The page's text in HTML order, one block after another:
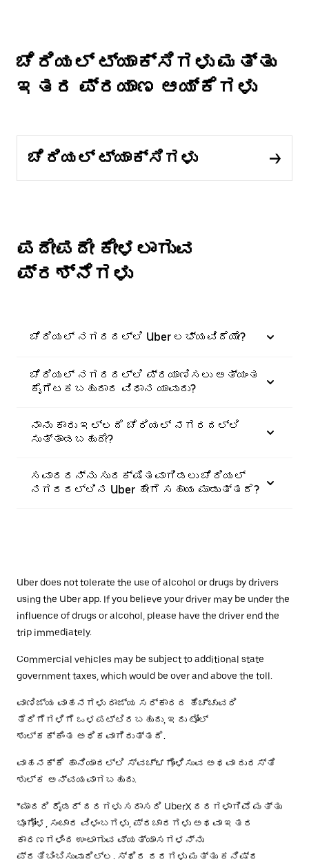
ಚೆರಿಯಲ್ ಟ್ಯಾಕ್ಸಿಗಳು ಮತ್ತು
ಇತರ ಪ್ರಯಾಣ ಆಯ್ಕೆಗಳು
ಚೆರಿಯಲ್ ಟ್ಯಾಕ್ಸಿಗಳು
ಪದೇಪದೇ ಕೇಳಲಾಗುವ
ಪ್ರಶ್ನೆಗಳು
ಚೆರಿಯಲ್ ನಗರದಲ್ಲಿ Uber ಲಭ್ಯವಿದೆಯೇ?
ಚೆರಿಯಲ್ ನಗರದಲ್ಲಿ ಪ್ರಯಾಣಿಸಲು ಅತ್ಯಂತ
ಕೈಗೆಟಕಬಹುದಾದ ವಿಧಾನ ಯಾವುದು?
ನಾನು ಕಾರು ಇಲ್ಲದೆ ಚೆರಿಯಲ್ ನಗರದಲ್ಲಿ
ಸುತ್ತಾಡಬಹುದೇ?
ಸವಾರರನ್ನು ಸುರಕ್ಷಿತವಾಗಿಡಲು ಚೆರಿಯಲ್
ನಗರದಲ್ಲಿನ Uber ಹೇಗೆ ಸಹಾಯ ಮಾಡುತ್ತದೆ?
Uber does not tolerate the use of alcohol or drugs by drivers
using the Uber app. If you believe your driver may be under the
influence of drugs or alcohol, please have the driver end the
trip immediately.
Commercial vehicles may be subject to additional state
government taxes, which would be over and above the toll.
ವಾಣಿಜ್ಯ ವಾಹನಗಳು ರಾಜ್ಯ ಸರ್ಕಾರದ ಹೆಚ್ಚುವರಿ
ತೆರಿಗೆಗಳಿಗೆ ಒಳಪಟ್ಟಿರಬಹುದು, ಇದು ಟೋಲ್
ಶುಲ್ಕಕ್ಕಿಂತ ಅಧಿಕವಾಗಿರುತ್ತದೆ.
ವಾಹನಕ್ಕೆ ಹಾನಿಯಾದಲ್ಲಿ ಸ್ವಚ್ಛಗೊಳಿಸುವ ಅಥವಾ ದುರಸ್ತಿ
ಶುಲ್ಕ ಅನ್ವಯವಾಗಬಹುದು.
*ಮಾದರಿ ರೈಡರ್ ದರಗಳು ಸರಾಸರಿ UberX ದರಗಳಾಗಿವೆ ಮತ್ತು
ಭೂಗೋಳ, ಸಂಚಾರ ವಿಳಂಬಗಳು, ಪ್ರಚಾರಗಳು ಅಥವಾ ಇತರ
ಕಾರಣಗಳಿಂದ ಉಂಟಾಗುವ ವ್ಯತ್ಯಾಸಗಳನ್ನು
ಪ್ರತಿಬಿಂಬಿಸುವುದಿಲ್ಲ. ಸ್ಥಿರ ದರಗಳು ಮತ್ತು ಕನಿಷ್ಠ